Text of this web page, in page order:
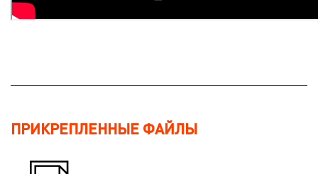
ПРИКРЕПЛЕННЫЕ ФАЙЛЫ